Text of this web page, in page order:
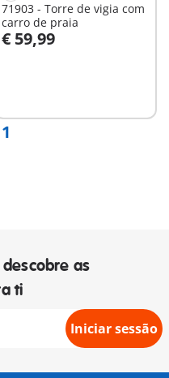
71903 - Torre de vigia com
carro de praia
€ 59,99
Ao carrinho
as
ti
Iniciar sessão